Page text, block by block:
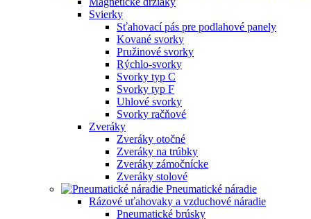
Svierky
Sťahovací pás pre podlahové panely
Kované svorky
Pružinové svorky
Rýchlo-svorky
Svorky typ C
Svorky typ F
Uhlové svorky
Svorky račňové
Zveráky
Zveráky otočné
Zveráky na trúbky
Zveráky zámočnícke
Zveráky stolové
Pneumatické náradie
Rázové uťahovaky a vzduchové náradie
Pneumatické brúsky